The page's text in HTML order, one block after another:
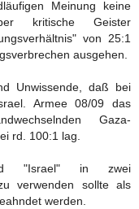
Meinung keine
kritische Geister
von 25:1
ausgehen.
Unwissende, daß bei
Armee 08/09 das
Gaza-
rd. 100:1 lag.
"Israel" in zwei
verwenden sollte als
werden.